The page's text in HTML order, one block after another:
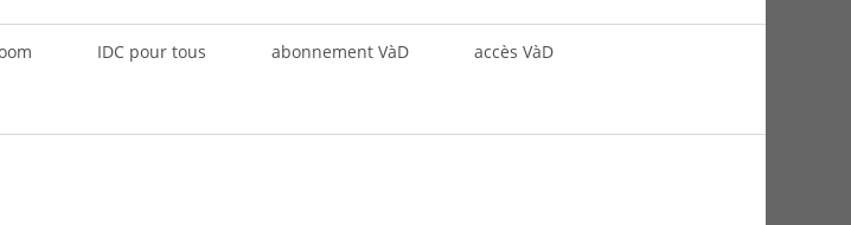
IDC pour tous abonnement VàD accès VàD